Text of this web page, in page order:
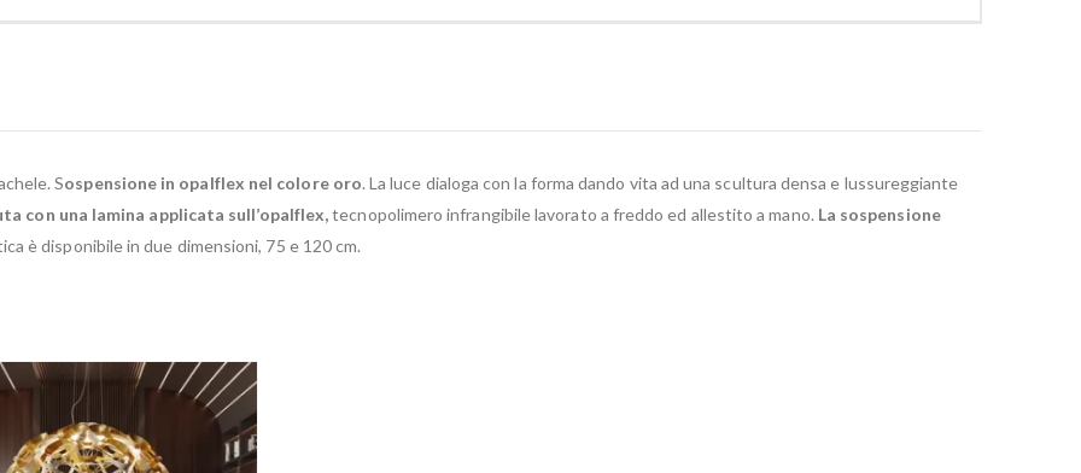
Sospensione in opalflex nel colore oro. La luce dialoga con la forma dando vita ad una scultura densa e lussureggiante
con una lamina applicata sull’opalflex,tecnopolimero infrangibile lavorato a freddo ed allestito a mano. La sospensione
è disponibile in due dimensioni, 75 e 120 cm.